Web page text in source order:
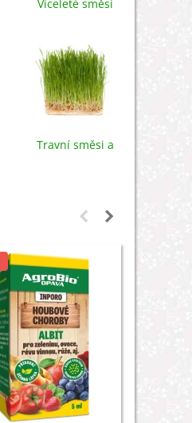
Víceleté směsi
Travní směsi a